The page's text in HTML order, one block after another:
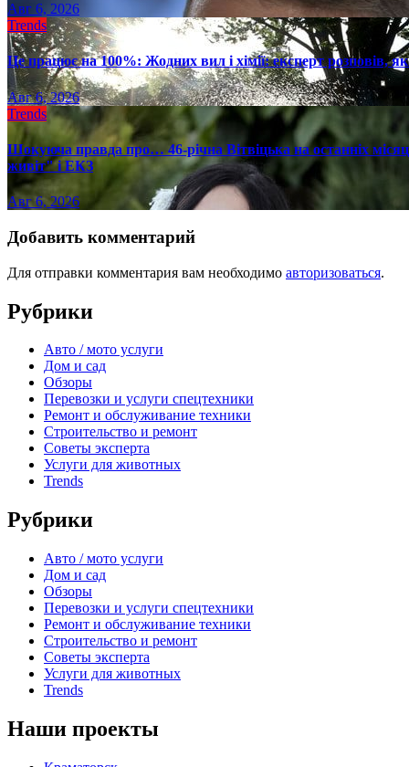
Авг 6, 2026
Trends
Це працює на 100%: Жодних вил і хімії: експерт розповів,
Авг 6, 2026
Trends
Шокуюча правда про… 46-річна Вітвіцька на останніх
живіт" і ЕКЗ
Авг 6, 2026
Добавить комментарий
Для отправки комментария вам необходимо авторизоваться.
Рубрики
Авто / мото услуги
Дом и сад
Обзоры
Перевозки и услуги спецтехники
Ремонт и обслуживание техники
Строительство и ремонт
Советы эксперта
Услуги для животных
Trends
Рубрики
Авто / мото услуги
Дом и сад
Обзоры
Перевозки и услуги спецтехники
Ремонт и обслуживание техники
Строительство и ремонт
Советы эксперта
Услуги для животных
Trends
Наши проекты